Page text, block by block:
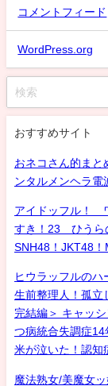
コメントフィード
WordPress.org
おすすめサイト
おネコさん的ま
ンタルメンヘラ
アイドッフル！
すき！23 ひうら
SNH48！JKT48
ヒウラッフルのハ
生前整理人！孤立
完結編＞ キャッ
つ病統合失調症
米が泣いた！認知
魔法熟女/美魔女